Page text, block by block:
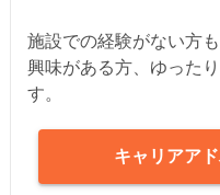
施設での経験がない方
興味がある方、ゆった
す。
キャリアア